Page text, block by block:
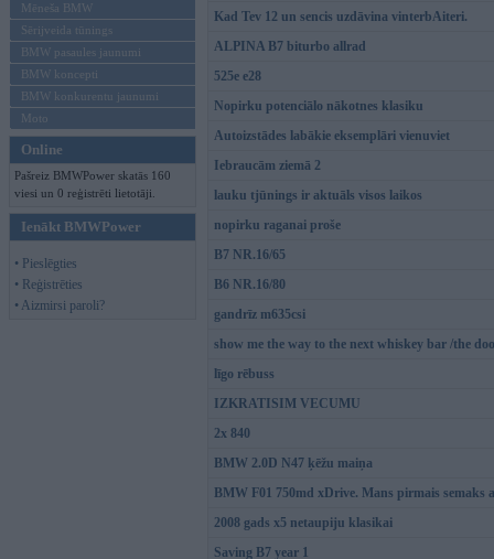
Mēneša BMW
Sērijveida tūnings
BMW pasaules jaunumi
BMW koncepti
BMW konkurentu jaunumi
Moto
Online
Pašreiz BMWPower skatās 160
viesi un 0 reģistrēti lietotāji.
Ienākt BMWPower
• Pieslēgties
• Reģistrēties
• Aizmirsi paroli?
Kad Tev 12 un sencis uzdāvina vinterbAiteri.
ALPINA B7 biturbo allrad
525e e28
Nopirku potenciālo nākotnes klasiku
Autoizstādes labākie eksemplāri vienuviet
Iebraucām ziemā 2
lauku tjūnings ir aktuāls visos laikos
nopirku raganai proše
B7 NR.16/65
B6 NR.16/80
gandrīz m635csi
show me the way to the next whiskey bar /the
līgo rēbuss
IZKRATISIM VECUMU
2x 840
BMW 2.0D N47 ķēžu maiņa
BMW F01 750md xDrive. Mans pirmais semaks
2008 gads x5 netaupiju klasikai
Saving B7 year 1